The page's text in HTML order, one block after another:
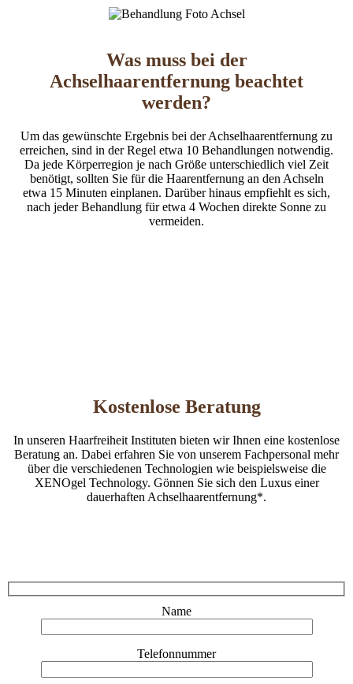
Was muss bei der
Achselhaarentfernung beachtet
werden?
Um das gewünschte Ergebnis bei der Achselhaarentfernung zu
erreichen, sind in der Regel etwa 10 Behandlungen notwendig.
Da jede Körperregion je nach Größe unterschiedlich viel Zeit
benötigt, sollten Sie für die Haarentfernung an den Achseln
etwa 15 Minuten einplanen. Darüber hinaus empfiehlt es sich,
nach jeder Behandlung für etwa 4 Wochen direkte Sonne zu
vermeiden.
Kostenlose Beratung
In unseren Haarfreiheit Instituten bieten wir Ihnen eine kostenlose
Beratung an. Dabei erfahren Sie von unserem Fachpersonal mehr
über die verschiedenen Technologien wie beispielsweise die
XENOgel Technology. Gönnen Sie sich den Luxus einer
dauerhaften Achselhaarentfernung*.
Name
Telefonnummer